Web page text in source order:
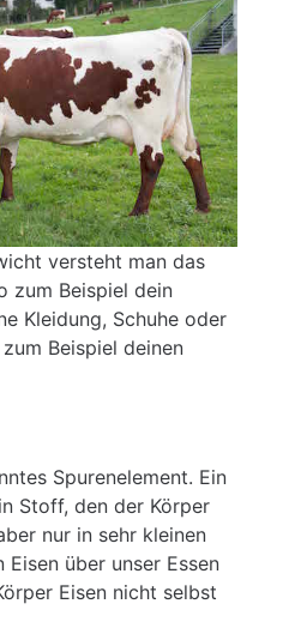
versteht man das
zum Beispiel dein
Kleidung, Schuhe oder
Beispiel deinen
Spurenelement. Ein
Stoff, den der Körper
nur in sehr kleinen
Eisen über unser Essen
Eisen nicht selbst